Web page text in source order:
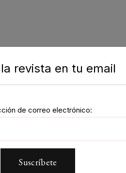
revista en tu email
de correo electrónico: